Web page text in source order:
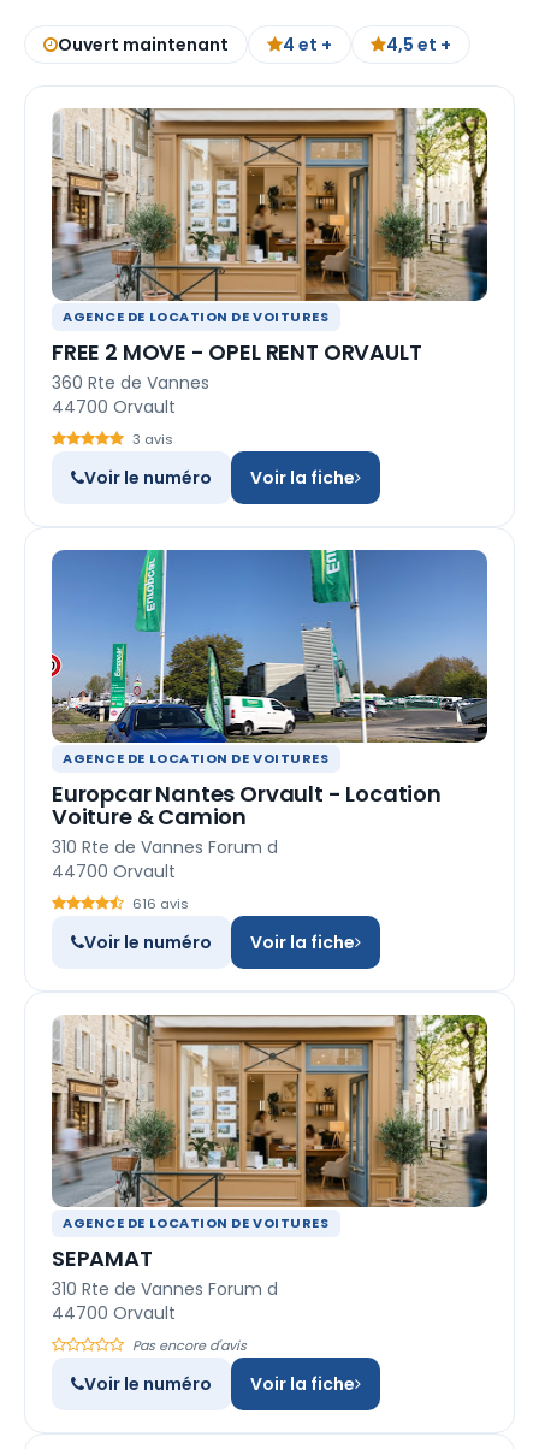
Ouvert maintenant 4 et + 4,5 et +
AGENCE DE LOCATION DE VOITURES
FREE 2 MOVE - OPEL RENT ORVAULT
360 Rte de Vannes
44700 Orvault
3 avis
Voir le numéro Voir la fiche
AGENCE DE LOCATION DE VOITURES
Europcar Nantes Orvault - Location
Voiture & Camion
310 Rte de Vannes Forum d
44700 Orvault
616 avis
Voir le numéro Voir la fiche
AGENCE DE LOCATION DE VOITURES
SEPAMAT
310 Rte de Vannes Forum d
44700 Orvault
Pas encore d'avis
Voir le numéro Voir la fiche